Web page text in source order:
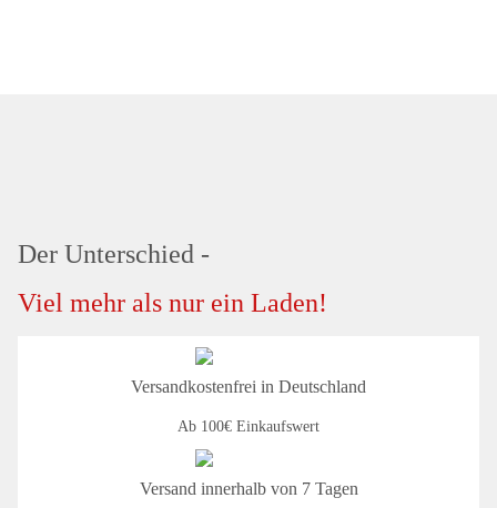
Der Unterschied -
Viel mehr als nur ein Laden!
Versandkostenfrei in Deutschland
Ab 100€ Einkaufswert
Versand innerhalb von 7 Tagen